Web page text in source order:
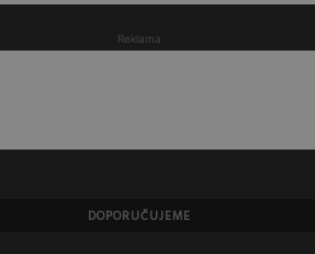
Reklama
DOPORUČUJEME